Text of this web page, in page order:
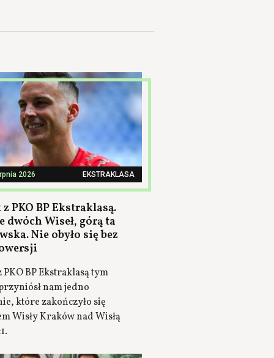
2026 EKSTRAKLASA
PKO BP Ekstraklasą.
dwóch Wiseł, górą ta
Nie obyło się bez
PKO BP Ekstraklasą tym
nam jedno
które zakończyło się
Wisły Kraków nad Wisłą